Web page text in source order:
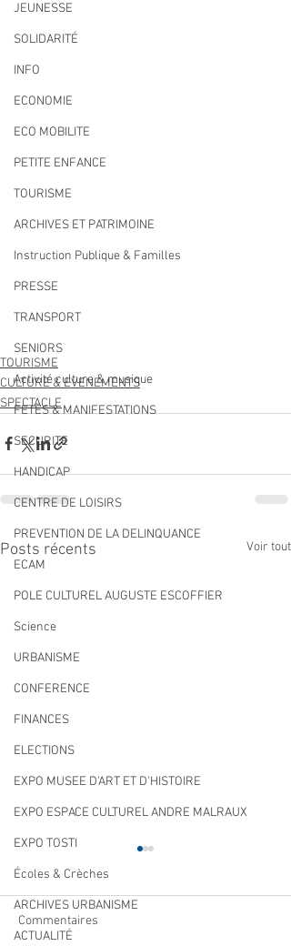
JEUNESSE
SOLIDARITÉ
INFO
ECONOMIE
ECO MOBILITE
PETITE ENFANCE
TOURISME
ARCHIVES ET PATRIMOINE
Instruction Publique & Familles
PRESSE
TRANSPORT
SENIORS
Activité culture & musique
FETES & MANIFESTATIONS
SECURITE
HANDICAP
CENTRE DE LOISIRS
PREVENTION DE LA DELINQUANCE
ECAM
POLE CULTUREL AUGUSTE ESCOFFIER
Science
URBANISME
CONFERENCE
FINANCES
ELECTIONS
EXPO MUSEE D'ART ET D'HISTOIRE
EXPO ESPACE CULTUREL ANDRE MALRAUX
EXPO TOSTI
Écoles & Crèches
ARCHIVES URBANISME
ACTUALITÉ
TOURISME
CULTURE & EVENEMENTS
SPECTACLE
Posts récents Voir tout
Commentaires